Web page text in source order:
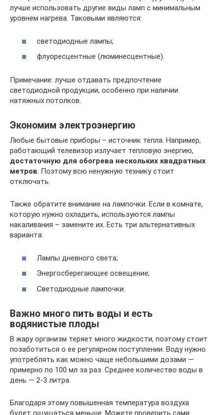
лучше использовать другие виды ламп с минимальным
уровнем нагрева. Таковыми являются:
светодиодные лампы;
флуоресцентные (люминесцентные).
Примечание: лучше отдавать предпочтение
светодиодной продукции, особенно при наличии
натяжных потолков.
Экономим электроэнергию
Любые бытовые приборы – источник тепла. Например,
работающий телевизор излучает тепловую энергию,
достаточную для обогрева нескольких квадратных
метров. Поэтому всю ненужную технику стоит
отключать.
Также обратите внимание на лампочки. Если в комнате,
которую нужно охладить, используются лампы
накаливания – замените их. Есть три альтернативных
варианта:
Лампы дневного света;
Энергосберегающее освещение;
Светодиодные лампочки.
Важно много пить воды и есть
водянистые плоды
В жару организм теряет много жидкости, поэтому стоит
позаботиться о ее регулярном поступлении. Воду нужно
употреблять как можно чаще небольшими дозами —
примерно по 100 мл за раз. Среднее количество воды в
день — 2-3 литра.
Благодаря этому повышенная температура воздуха
будет ощущаться меньше. Можете проверить сами…